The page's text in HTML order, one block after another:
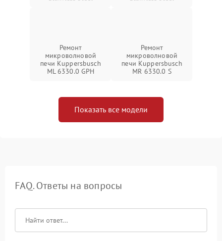
Ремонт
микроволновой
печи Kuppersbusch
ML 6330.0 GPH
Ремонт
микроволновой
печи Kuppersbusch
MR 6330.0 S
Показать все модели
FAQ. Ответы на вопросы